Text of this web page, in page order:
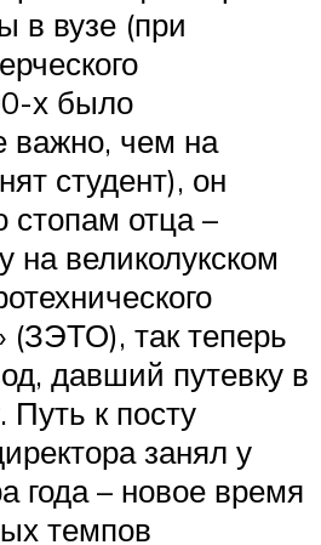
в вузе (при
х было
важно, чем на
студент), он
отца –
на великолукском
(ЗЭТО), так теперь
давший путевку в
Путь к посту
занял у
года – новое время
темпов